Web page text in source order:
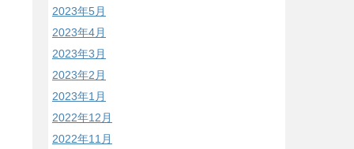
2023年5月
2023年4月
2023年3月
2023年2月
2023年1月
2022年12月
2022年11月